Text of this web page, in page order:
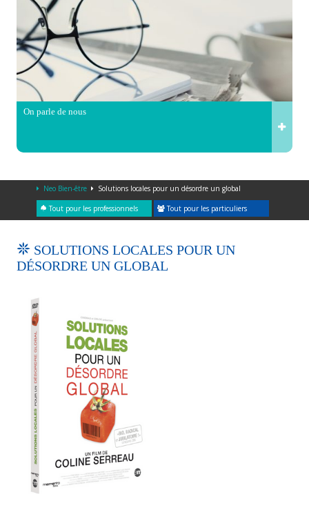
On parle de nous
Neo Bien-être Solutions locales pour un désordre un global
Tout pour les professionnels Tout pour les particuliers
SOLUTIONS LOCALES POUR UN
DÉSORDRE UN GLOBAL